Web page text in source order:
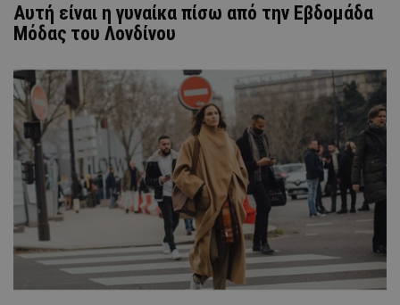
Aυτή είναι η γυναίκα πίσω από την Εβδομάδα
Μόδας του Λονδίνου